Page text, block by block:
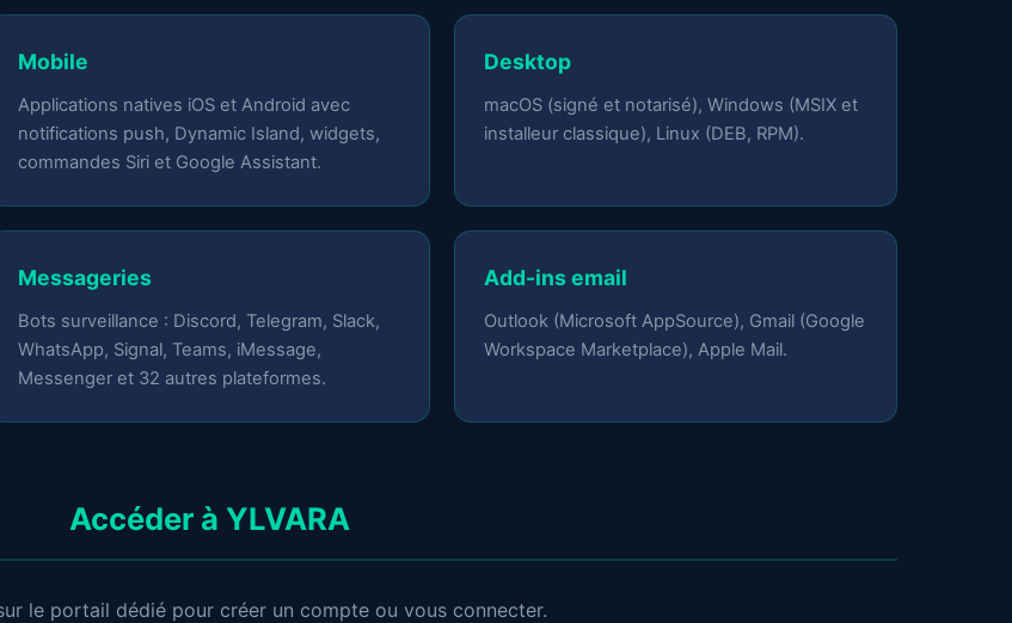
Mobile
Applications natives iOS et Android avec
notifications push, Dynamic Island, widgets,
commandes Siri et Google Assistant.
Desktop
macOS (signé et notarisé), Windows (MSIX et
installeur classique), Linux (DEB, RPM).
Messageries
Bots surveillance : Discord, Telegram, Slack,
WhatsApp, Signal, Teams, iMessage,
Messenger et 32 autres plateformes.
Add-ins email
Outlook (Microsoft AppSource), Gmail (Google
Workspace Marketplace), Apple Mail.
Accéder à YLVARA
le portail dédié pour créer un compte ou vous connecter.